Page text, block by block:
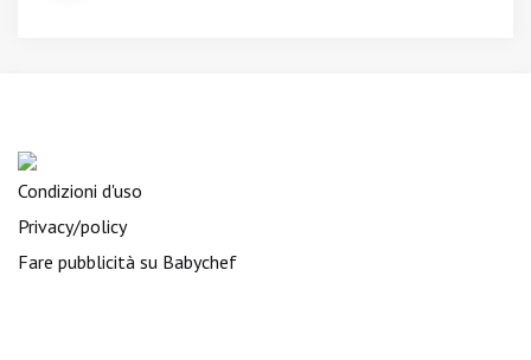
Condizioni d'uso
Privacy/policy
Fare pubblicità su Babychef